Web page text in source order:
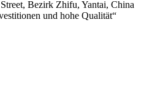
Bezirk Zhifu, Yantai, China
und hohe Qualität“